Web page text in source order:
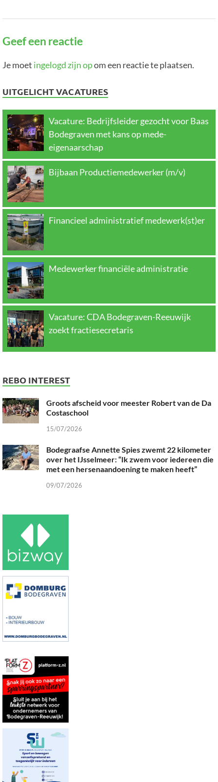
Geef een reactie
Je moet ingelogd zijn opom een reactie te plaatsen.
UITGELICHT VACATURES
Vacature: Bedrijfsleider gezocht voor Baas
Bodegraven met kans op mede-
eigenaarschap
Bijbaan Productiemedewerker (m/v)
Financieel administratief medewerk(st)er
Medewerker financiële administratie
Vacature: CDA Bodegraven-Reeuwijk
zoekt fractiesecretaris
REBO INTEREST
Groots afscheid voor meester Robert van de Da
Costaschool
15/07/2026
Bodegraafse Annette Spies zwemt 22 kilometer
over het IJsselmeer: “Ik zwem voor iedereen die
met een hersenaandoening te maken heeft”
09/07/2026